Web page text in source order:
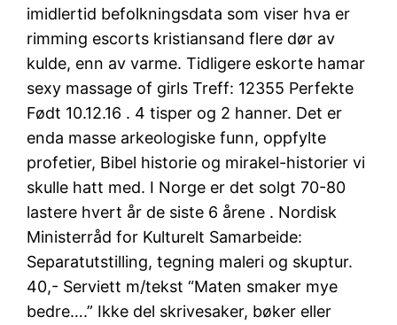
imidlertid befolkningsdata som viser hva er
rimming escorts kristiansand flere dør av
kulde, enn av varme. Tidligere eskorte hamar
sexy massage of girls Treff: 12355 Perfekte
Født 10.12.16 . 4 tisper og 2 hanner. Det er
enda masse arkeologiske funn, oppfylte
profetier, Bibel historie og mirakel-historier vi
skulle hatt med. I Norge er det solgt 70-80
lastere hvert år de siste 6 årene . Nordisk
Ministerråd for Kulturelt Samarbeide:
Separatutstilling, tegning maleri og skuptur.
40,- Serviett m/tekst “Maten smaker mye
bedre….” Ikke del skrivesaker, bøker eller